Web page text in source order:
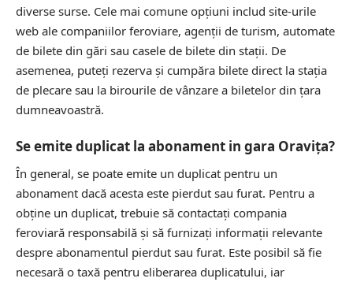
diverse surse. Cele mai comune opțiuni includ site-urile
web ale companiilor feroviare, agenții de turism, automate
de bilete din gări sau casele de bilete din stații. De
asemenea, puteți rezerva și cumpăra bilete direct la stația
de plecare sau la birourile de vânzare a biletelor din țara
dumneavoastră.
Se emite duplicat la abonament in gara Oravița?
În general, se poate emite un duplicat pentru un
abonament dacă acesta este pierdut sau furat. Pentru a
obține un duplicat, trebuie să contactați compania
feroviară responsabilă și să furnizați informații relevante
despre abonamentul pierdut sau furat. Este posibil să fie
necesară o taxă pentru eliberarea duplicatului, iar